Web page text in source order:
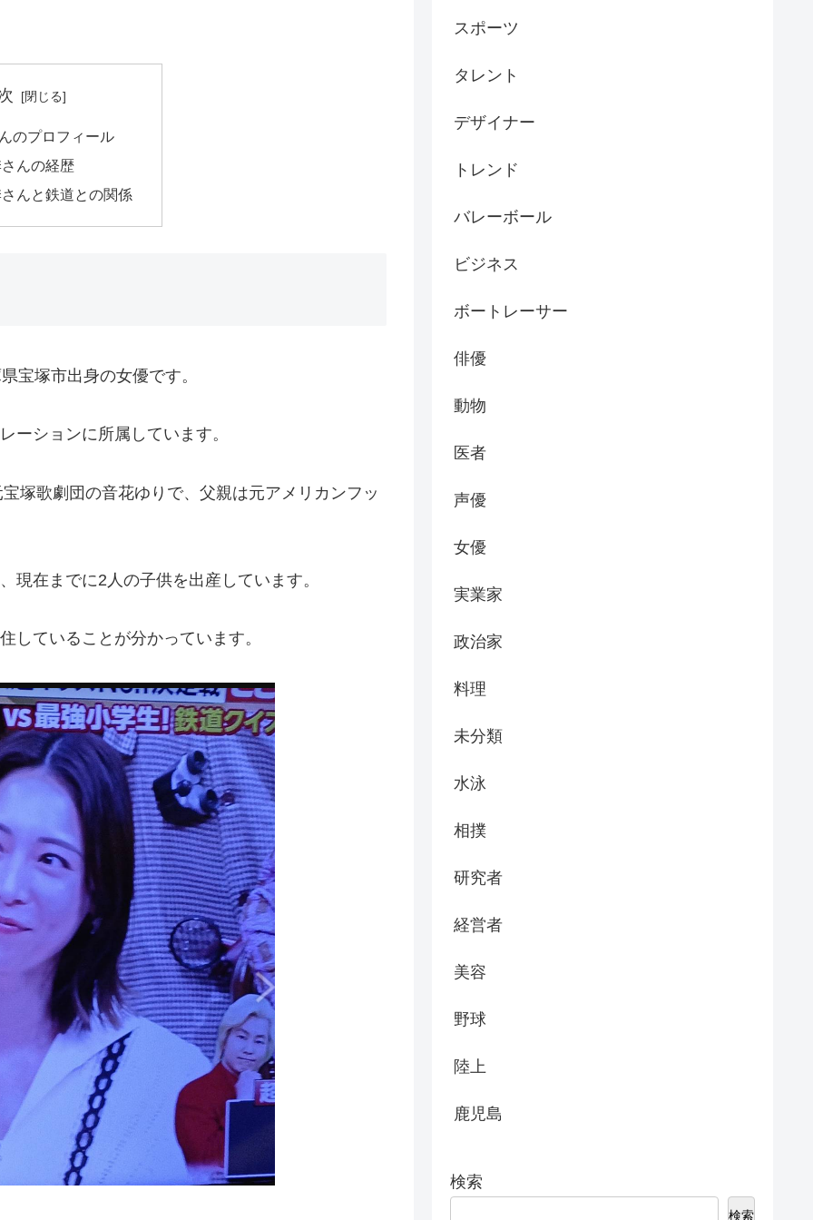
のプロフィール
んの経歴
んと鉄道との関係
宝塚市出身の女優です。
ーションに所属しています。
塚歌劇団の音花ゆりで、父親は元アメリカンフッ
現在までに2人の子供を出産しています。
していることが分かっています。
スポーツ
タレント
デザイナー
トレンド
バレーボール
ビジネス
ボートレーサー
俳優
動物
医者
声優
女優
実業家
政治家
料理
未分類
水泳
相撲
研究者
経営者
美容
野球
陸上
鹿児島
検索
検索